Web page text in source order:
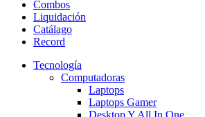
Combos
Liquidación
Catálago
Record
Tecnología
Computadoras
Laptops
Laptops Gamer